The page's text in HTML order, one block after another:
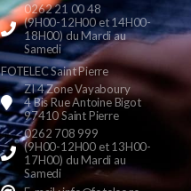
0262 21 00 48
(9H00-12H00 et 14H00-
18H00) du Mardi au
Samedi
FOTELEC Saint Pierre
ZI 4 Zone Vayaboury
4 Bis Rue Antoine Bigot
97410 Saint Pierre
0262 708 999
(9H00-12H00 et 13H00-
17H00) du Mardi au
Samedi